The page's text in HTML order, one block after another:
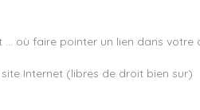
où faire pointer un lien dans votre
Internet (libres de droit bien sur)